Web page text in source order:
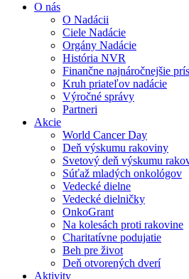
O nás
O Nadácii
Ciele Nadácie
Orgány Nadácie
História NVR
Finančne najnáročnejšie
Kruh priateľov nadácie
Výročné správy
Partneri
Akcie
World Cancer Day
Deň výskumu rakoviny
Svetový deň výskumu
Súťaž mladých onkológov
Vedecké dielne
Vedecké dielničky
OnkoGrant
Na kolesách proti rakovine
Charitatívne podujatie
Beh pre život
Deň otvorených dverí
Aktivity